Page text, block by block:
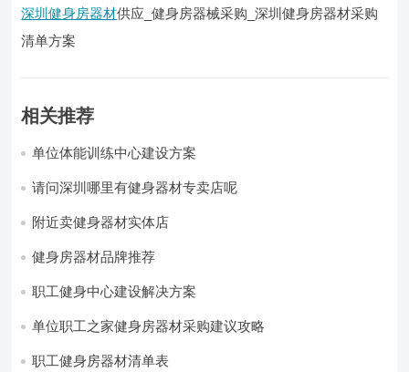
深圳健身房器材供应_健身房器械采购_深圳健身房器材采购
清单方案
相关推荐
单位体能训练中心建设方案
请问深圳哪里有健身器材专卖店呢
附近卖健身器材实体店
健身房器材品牌推荐
职工健身中心建设解决方案
单位职工之家健身房器材采购建议攻略
职工健身房器材清单表